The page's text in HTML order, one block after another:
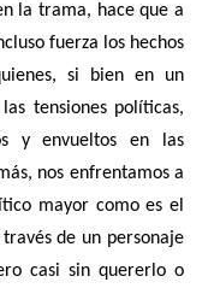
la trama, hace que a
fuerza los hechos
si bien en un
tensiones políticas,
y envueltos en las
nos enfrentamos a
mayor como es el
de un personaje
casi sin quererlo o